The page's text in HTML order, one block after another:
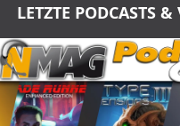
LETZTE PODCASTS &